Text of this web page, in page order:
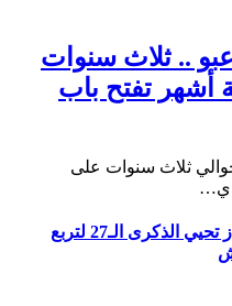
عبو .. ثلاث سنوات
أشهر تفتح باب
ثلاث سنوات على
القنصلية العامة للمملكة ببونطواز تحيي الذكرى الـ27 لتربع